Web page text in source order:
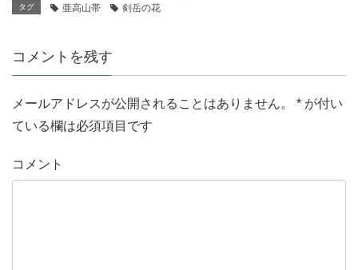
タグ 亜高山帯 剣岳の花
コメントを残す
メールアドレスが公開されることはありません。 * が付い
ている欄は必須項目です
コメント